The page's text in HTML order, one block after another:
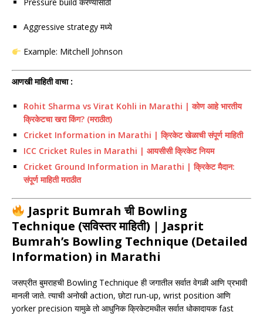
Pressure build करण्यासाठी
Aggressive strategy मध्ये
Example: Mitchell Johnson
आणखी माहिती वाचा :
Rohit Sharma vs Virat Kohli in Marathi | कोण आहे भारतीय
क्रिकेटचा खरा किंग? (मराठीत)
Cricket Information in Marathi | क्रिकेट खेळाची संपूर्ण माहिती
ICC Cricket Rules in Marathi | आयसीसी क्रिकेट नियम
Cricket Ground Information in Marathi | क्रिकेट मैदान:
संपूर्ण माहिती मराठीत
Jasprit Bumrah ची Bowling
Technique (सविस्तर माहिती) | Jasprit
Bumrah’s Bowling Technique (Detailed
Information) in Marathi
जसप्रीत बुमराहची Bowling Technique ही जगातील सर्वात वेगळी आणि प्रभावी
मानली जाते. त्याची अनोखी action, छोटा run-up, wrist position आणि
yorker precision यामुळे तो आधुनिक क्रिकेटमधील सर्वात धोकादायक fast